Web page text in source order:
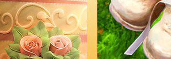
Scientology Kirkens Frivillige
Hjælpere